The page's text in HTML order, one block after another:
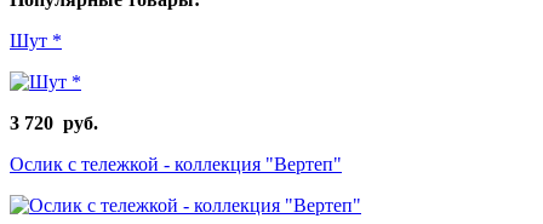
Шут *
3 720 руб.
Ослик с тележкой - коллекция "Вертеп"